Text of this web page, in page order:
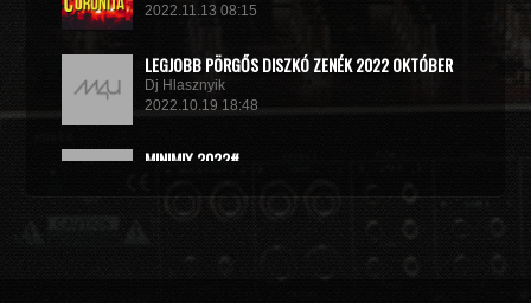
2022.11.13 08:15
LEGJOBB PÖRGŐS DISZKÓ ZENÉK 2022 OKTÓBER
Dj Hlasznyik
2022.10.19 18:48
MINIMIX 2022#
2022.09.02 10:40